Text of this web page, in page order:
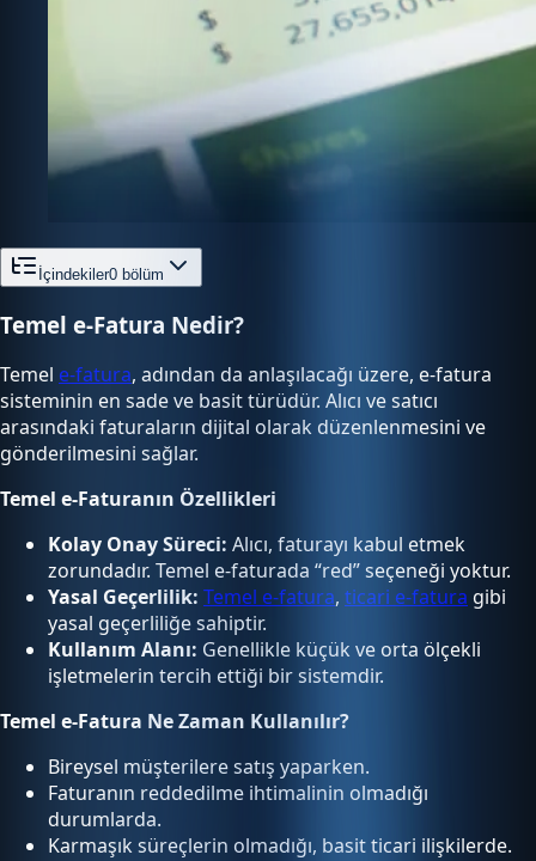
İçindekiler0 bölüm
Temel e-Fatura Nedir?
Temel e-fatura, adından da anlaşılacağı üzere, e-fatura
sisteminin en sade ve basit türüdür. Alıcı ve satıcı
arasındaki faturaların dijital olarak düzenlenmesini ve
gönderilmesini sağlar.
Temel e-Faturanın Özellikleri
Kolay Onay Süreci: Alıcı, faturayı kabul etmek
zorundadır. Temel e-faturada “red” seçeneği yoktur.
Yasal Geçerlilik: Temel e-fatura, ticari e-fatura gibi
yasal geçerliliğe sahiptir.
Kullanım Alanı: Genellikle küçük ve orta ölçekli
işletmelerin tercih ettiği bir sistemdir.
Temel e-Fatura Ne Zaman Kullanılır?
Bireysel müşterilere satış yaparken.
Faturanın reddedilme ihtimalinin olmadığı
durumlarda.
Karmaşık süreçlerin olmadığı, basit ticari ilişkilerde.